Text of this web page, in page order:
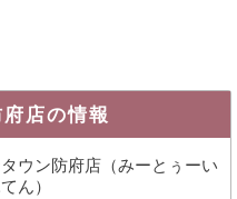
店の情報
ウン防府店 （みーとぅーい
ん）